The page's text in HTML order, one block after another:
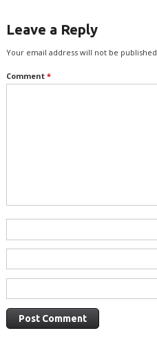
Leave a Reply
Your email address will not be published.
Comment *